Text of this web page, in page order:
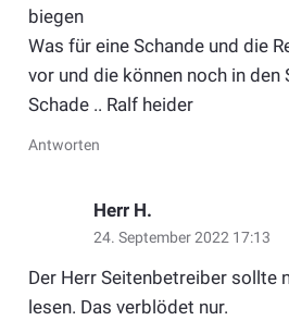
biegen
Was für eine Schande und die
vor und die können noch in den
Schade .. Ralf heider
Antworten
Herr H.
24. September 2022 17:13
Der Herr Seitenbetreiber sollte
lesen. Das verblödet nur.